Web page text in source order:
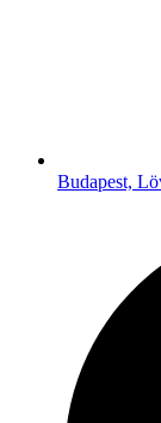
Budapest,